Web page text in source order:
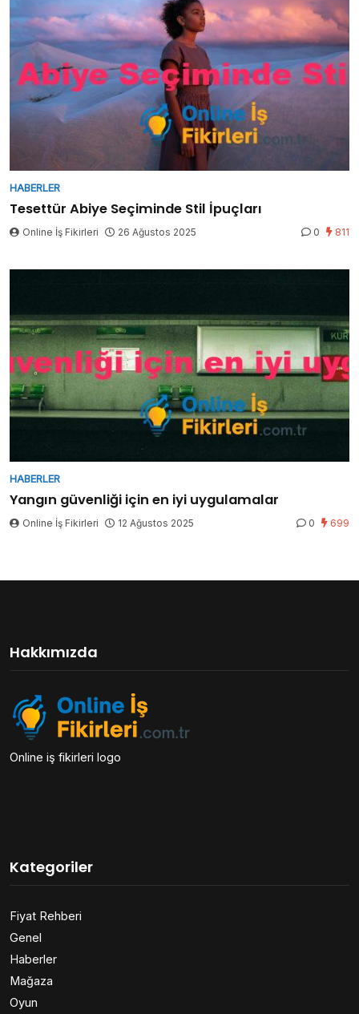
HABERLER
Tesettür Abiye Seçiminde Stil İpuçları
Online İş Fikirleri 26 Ağustos 2025 0 811
HABERLER
Yangın güvenliği için en iyi uygulamalar
Online İş Fikirleri 12 Ağustos 2025 0 699
Hakkımızda
Online iş fikirleri logo
Kategoriler
Fiyat Rehberi
Genel
Haberler
Mağaza
Oyun